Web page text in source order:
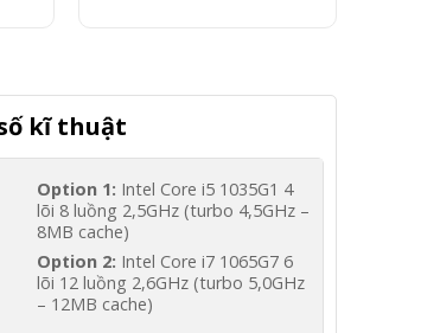
kĩ thuật
Option 1: Intel Core i5 1035G1 4
lõi 8 luồng 2,5GHz (turbo 4,5GHz –
8MB cache)
Option 2: Intel Core i7 1065G7 6
lõi 12 luồng 2,6GHz (turbo 5,0GHz
– 12MB cache)